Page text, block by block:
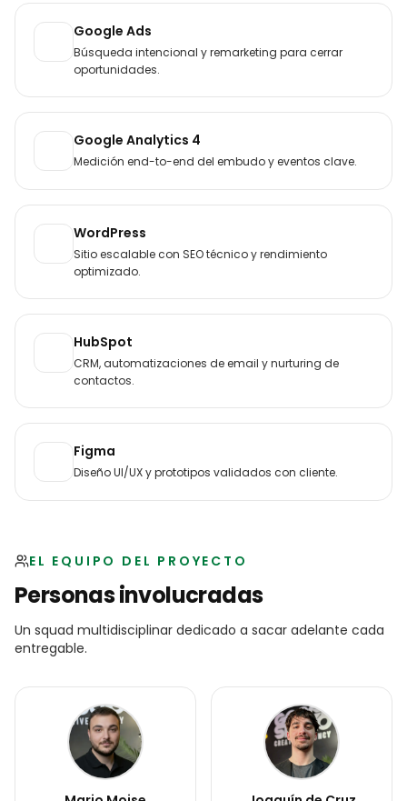
Google Ads
Búsqueda intencional y remarketing para cerrar
oportunidades.
Google Analytics 4
Medición end-to-end del embudo y eventos clave.
WordPress
Sitio escalable con SEO técnico y rendimiento
optimizado.
HubSpot
CRM, automatizaciones de email y nurturing de
contactos.
Figma
Diseño UI/UX y prototipos validados con cliente.
EL EQUIPO DEL PROYECTO
Personas involucradas
Un squad multidisciplinar dedicado a sacar adelante cada
entregable.